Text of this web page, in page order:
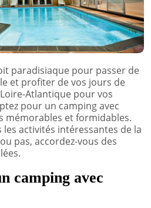
paradisiaque pour passer de
et profiter de vos jours de
Atlantique pour vos
pour un camping avec
mémorables et formidables.
activités intéressantes de la
pas, accordez-vous des
camping avec